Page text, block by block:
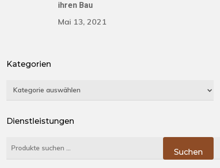
ihren Bau
Mai 13, 2021
Kategorien
Kategorien
Dienstleistungen
Suchen
Suchen